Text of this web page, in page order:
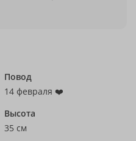
Повод
14 февраля ❤️
Высота
35 см